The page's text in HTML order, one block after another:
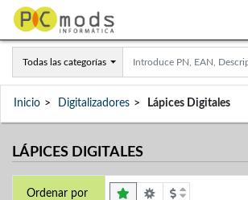
Todas las categorías
Inicio Digitalizadores Lápices Digitales
LÁPICES DIGITALES
Ordenar por